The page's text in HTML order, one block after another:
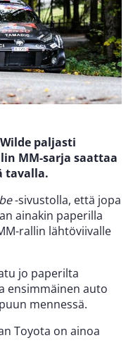
paljasti
MM-sarja saattaa
tavalla.
-sivustolla, että jopa
ainakin paperilla
rallin lähtöviivalle
jo paperilta
ensimmäinen auto
mennessä.
Toyota on ainoa